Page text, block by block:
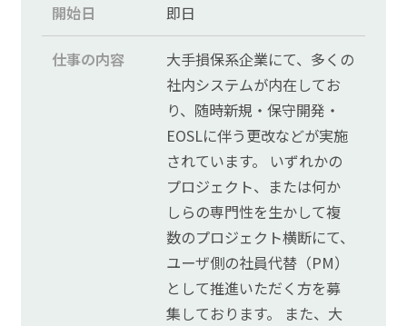
開始日 即日
仕事の内容
大手損保系企業にて、多くの
社内システムが内在してお
り、随時新規・保守開発・
EOSLに伴う更改などが実施
されています。 いずれかの
プロジェクト、または何か
しらの専門性を生かして複
数のプロジェクト横断にて、
ユーザ側の社員代替（PM）
として推進いただく方を募
集しております。 また、大